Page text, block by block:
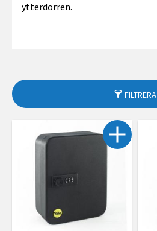
ytterdörren.
FILTRERA